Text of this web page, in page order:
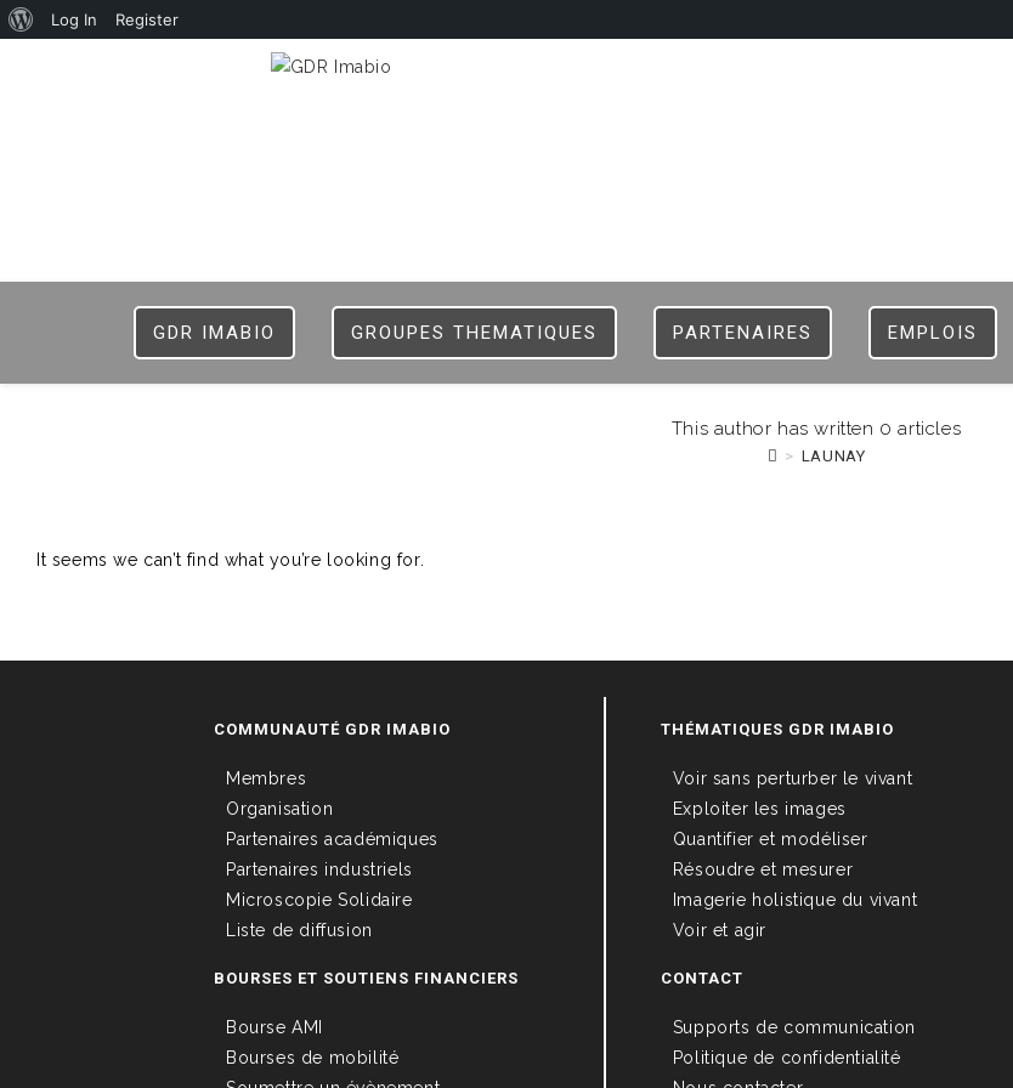
Log In Register
GDR IMABIO GROUPES THEMATIQUES PARTENAIRES EMPLOIS
This author has written 0 articles
> LAUNAY
It seems we can’t find what you’re looking for.
COMMUNAUTÉ GDR IMABIO
Membres
Organisation
Partenaires académiques
Partenaires industriels
Microscopie Solidaire
Liste de diffusion
BOURSES ET SOUTIENS FINANCIERS
Bourse AMI
Bourses de mobilité
THÉMATIQUES GDR IMABIO
Voir sans perturber le vivant
Exploiter les images
Quantifier et modéliser
Résoudre et mesurer
Imagerie holistique du vivant
Voir et agir
CONTACT
Supports de communication
Politique de confidentialité